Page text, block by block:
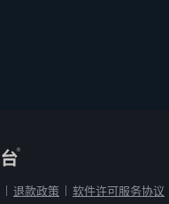
退款政策 软件许可服务协议